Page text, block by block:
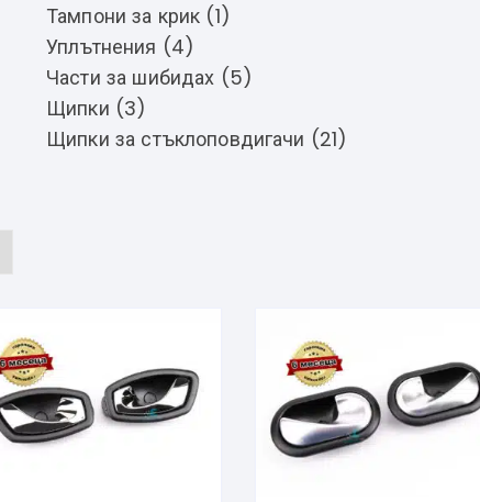
Тампони за крик (1)
Уплътнения (4)
Части за шибидах (5)
Щипки (3)
Щипки за стъклоповдигачи (21)